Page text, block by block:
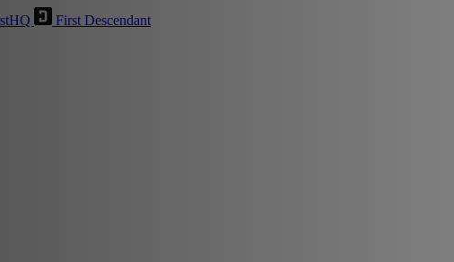
First Descendant